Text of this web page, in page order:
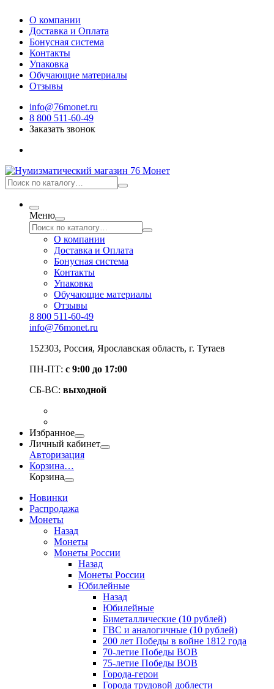
О компании
Доставка и Оплата
Бонусная система
Контакты
Упаковка
Обучающие материалы
Отзывы
info@76monet.ru
8 800 511-60-49
Заказать звонок
Меню
О компании
Доставка и Оплата
Бонусная система
Контакты
Упаковка
Обучающие материалы
Отзывы
8 800 511-60-49
info@76monet.ru
152303, Россия, Ярославская область, г. Тутаев
ПН-ПТ: с 9:00 до 17:00
СБ-ВС: выходной
Избранное
Личный кабинет
Авторизация
Корзина…
Корзина
Новинки
Распродажа
Монеты
Назад
Монеты
Монеты России
Назад
Монеты России
Юбилейные
Назад
Юбилейные
Биметаллические (10 рублей)
ГВС и аналогичные (10 рублей)
200 лет Победы в войне 1812 года
70-летие Победы ВОВ
75-летие Победы ВОВ
Города-герои
Города трудовой доблести